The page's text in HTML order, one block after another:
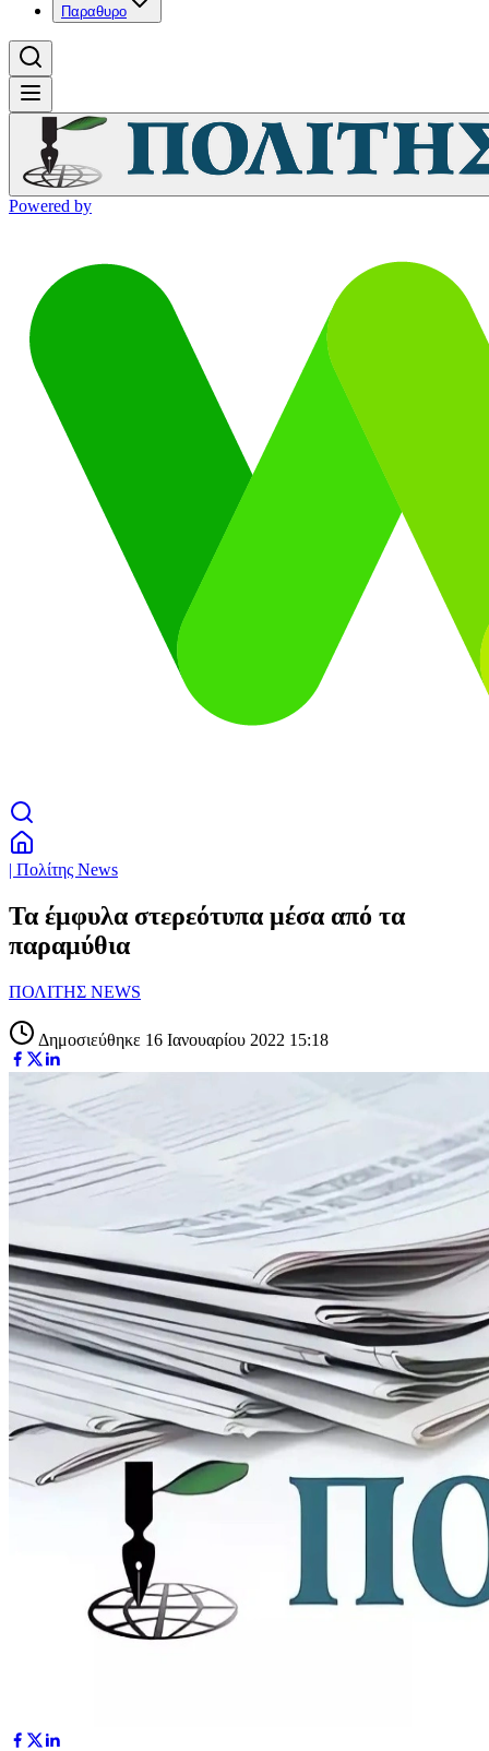
Παραθυρο
Powered by
| Πολίτης News
Τα έμφυλα στερεότυπα μέσα από τα
παραμύθια
ΠΟΛΙΤΗΣ NEWS
Δημοσιεύθηκε 16 Ιανουαρίου 2022 15:18